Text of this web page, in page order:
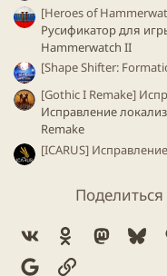
[Heroes of
Русификатор для
Hammerwatch II
[Shape Shifter:
[Gothic I Remake]
Исправление
Remake
[ICARUS]
Ok
GoogleСсылка